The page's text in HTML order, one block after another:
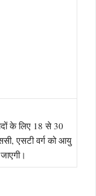
के लिए 18 से 30
एसटी वर्ग को आयु